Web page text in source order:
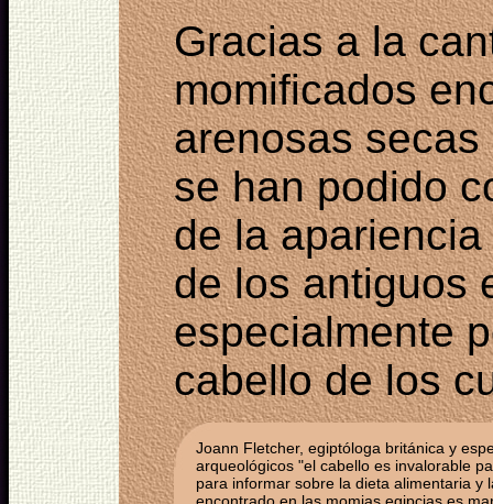
Gracias a la
momificados
arenosas
se han podido
de la
de los antiguos
especialmente
cabello de los
Joann Fletcher, egiptóloga británica y
arqueológicos "el cabello es invalorable
para informar sobre la dieta alimentaria y